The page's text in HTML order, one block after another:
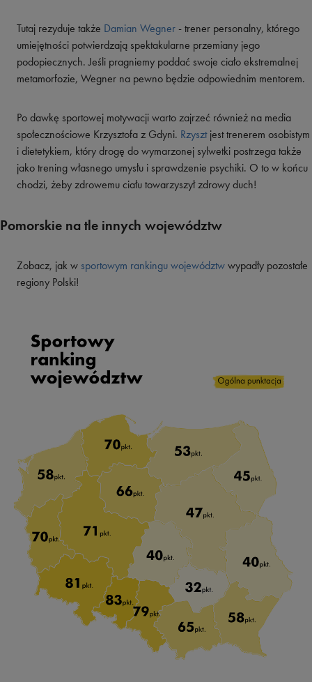
Tutaj rezyduje także Damian Wegner - trener personalny, którego
umiejętności potwierdzają spektakularne przemiany jego
podopiecznych. Jeśli pragniemy poddać swoje ciało ekstremalnej
metamorfozie, Wegner na pewno będzie odpowiednim mentorem.
Po dawkę sportowej motywacji warto zajrzeć również na media
społecznościowe Krzysztofa z Gdyni. Rzysztjest trenerem osobistym
i dietetykiem, który drogę do wymarzonej sylwetki postrzega także
jako trening własnego umysłu i sprawdzenie psychiki. O to w końcu
chodzi, żeby zdrowemu ciału towarzyszył zdrowy duch!
Pomorskie na tle innych województw
Zobacz, jak w sportowym rankingu województwwypadły pozostałe
regiony Polski!